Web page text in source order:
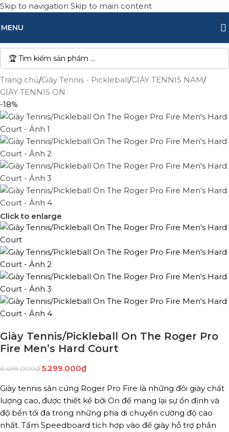
Skip to navigation Skip to main content
MENU
Trang chủ/Giày Tennis - Pickleball/GIÀY TENNIS NAM/
GIÀY TENNIS ON
-18%
Click to enlarge
Giày Tennis/Pickleball On The Roger Pro
Fire Men’s Hard Court
6.499.000₫ 5.299.000₫
Giày tennis sân cứng Roger Pro Fire là những đôi giày chất
lượng cao, được thiết kế bởi On để mang lại sự ổn định và
độ bền tối đa trong những pha di chuyển cường độ cao
nhất. Tấm Speedboard tích hợp vào đế giày hỗ trợ phần